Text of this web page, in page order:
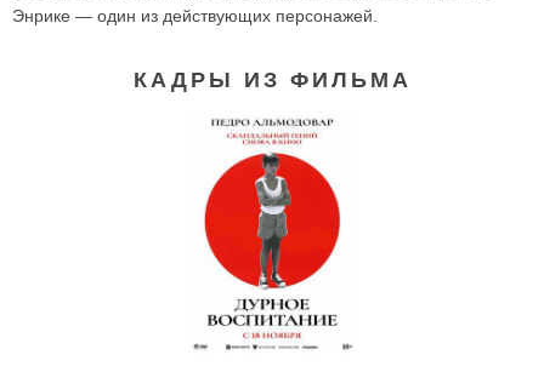
Энрике — один из действующих персонажей.
КАДРЫ ИЗ ФИЛЬМА